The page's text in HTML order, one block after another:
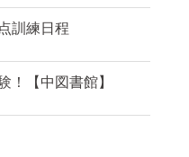
訓練日程
！【中図書館】